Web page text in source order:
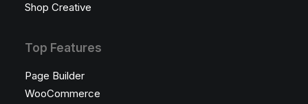
Shop Creative
Top Features
Page Builder
WooCommerce